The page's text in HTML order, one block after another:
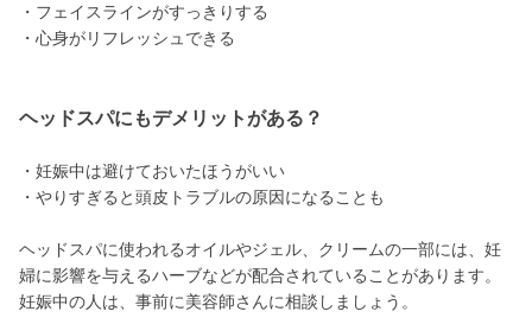
・フェイスラインがすっきりする
・心身がリフレッシュできる
ヘッドスパにもデメリットがある？
・妊娠中は避けておいたほうがいい
・やりすぎると頭皮トラブルの原因になることも
ヘッドスパに使われるオイルやジェル、クリームの一部には、妊
婦に影響を与えるハーブなどが配合されていることがあります。
妊娠中の人は、事前に美容師さんに相談しましょう。